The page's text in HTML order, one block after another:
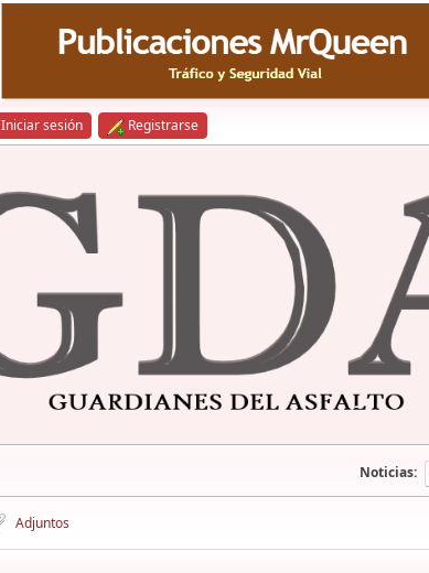
Iniciar sesión Registrarse
Noticias:
Adjuntos